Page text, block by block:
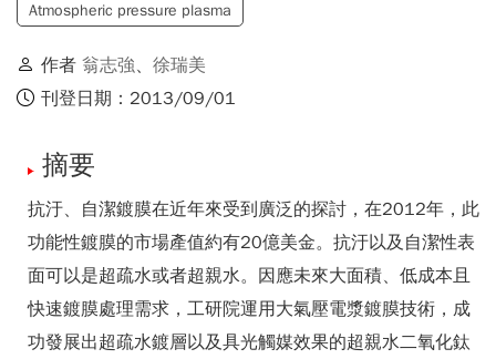
Atmospheric pressure plasma
作者 翁志強、 徐瑞美
刊登日期：2013/09/01
摘要
抗汙、自潔鍍膜在近年來受到廣泛的探討，在2012年，此
功能性鍍膜的市場產值約有20億美金。抗汙以及自潔性表
面可以是超疏水或者超親水。因應未來大面積、低成本且
快速鍍膜處理需求，工研院運用大氣壓電漿鍍膜技術，成
功發展出超疏水鍍層以及具光觸媒效果的超親水二氧化鈦